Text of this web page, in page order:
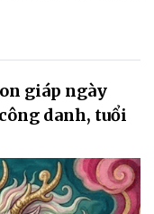
giáp ngày
danh, tuổi